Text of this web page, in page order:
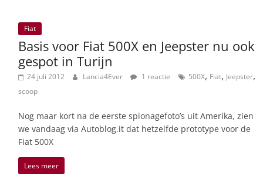
Fiat
Basis voor Fiat 500X en Jeepster nu ook
gespot in Turijn
24 juli 2012 Lancia4Ever 1 reactie 500X, Fiat, Jeepster,
scoop
Nog maar kort na de eerste spionagefoto’s uit Amerika, zien
we vandaag via Autoblog.it dat hetzelfde prototype voor de
Fiat 500X
Lees meer